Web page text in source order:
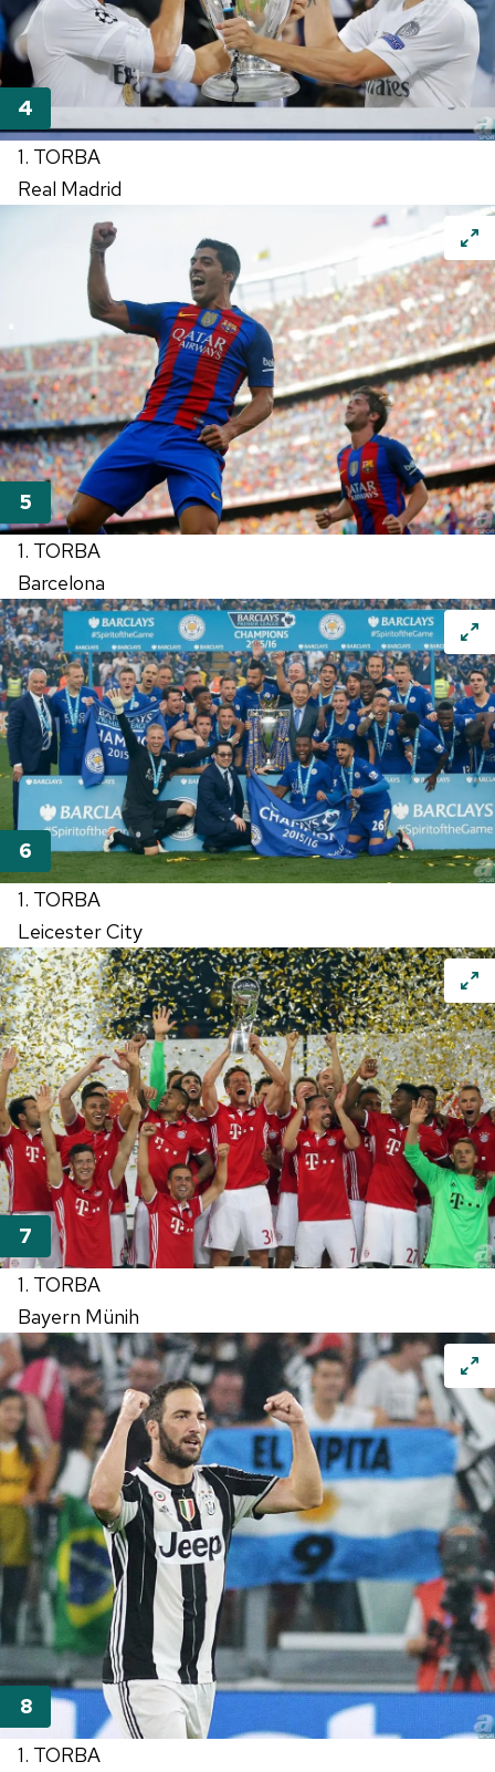
1. TORBA
Real Madrid
1. TORBA
Barcelona
1. TORBA
Leicester City
1. TORBA
Bayern Münih
1. TORBA